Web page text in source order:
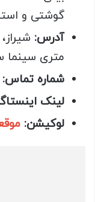
گوشتی و
آدرس:
متری سینما
شماره تماس:
لینک
لوکیشن: